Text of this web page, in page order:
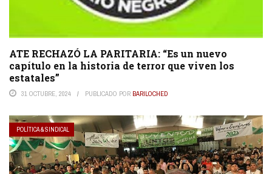
ATE RECHAZÓ LA PARITARIA: “Es un nuevo
capítulo en la historia de terror que viven los
estatales”
31 OCTUBRE, 2024 PUBLICADO POR BARILOCHED
POLÍTICA & SINDICAL